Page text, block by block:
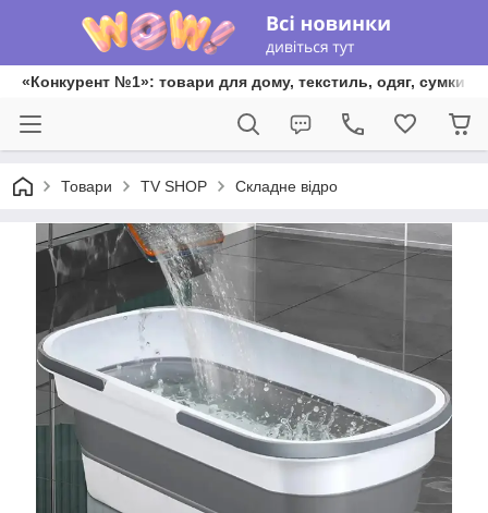
«Конкурент №1»: товари для дому, текстиль, одяг, сумки
Товари TV SHOP Складне відро